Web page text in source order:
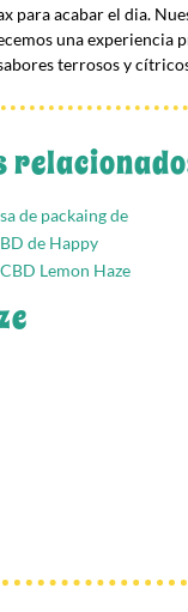
para acabar el dia.
una experiencia
terrosos y